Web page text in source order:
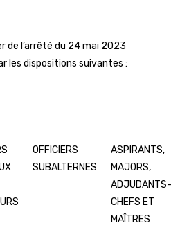
de l’arrêté du 24 mai 2023
les dispositions suivantes :
OFFICIERS
SUBALTERNES
ASPIRANTS,
MAJORS,
ADJUDANTS-
CHEFS ET
MAÎTRES